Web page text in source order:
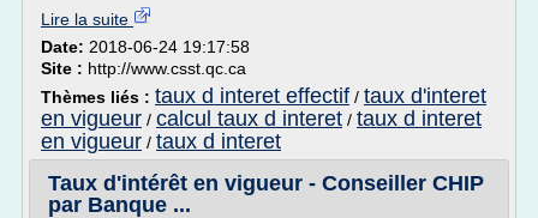
Lire la suite
Date: 2018-06-24 19:17:58
Site : http://www.csst.qc.ca
Thèmes liés : taux d interet effectif / taux d'interet
en vigueur / calcul taux d interet / taux d interet
en vigueur / taux d interet
Taux d'intérêt en vigueur - Conseiller CHIP
par Banque ...